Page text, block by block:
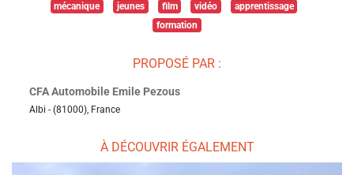
mécanique
jeunes film vidéo
apprentissage
formation
PROPOSÉ PAR :
CFA Automobile Emile Pezous
Albi - (81000), France
À DÉCOUVRIR ÉGALEMENT